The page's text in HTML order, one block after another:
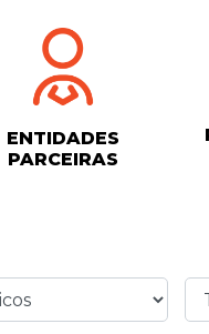
ENTIDADES
PARCEIRAS